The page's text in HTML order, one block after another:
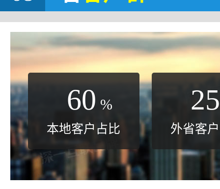
60 %
本地客户占比
25
外省客